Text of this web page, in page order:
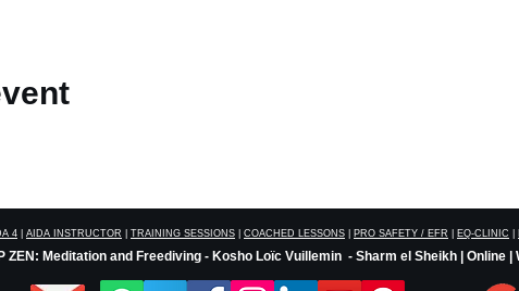
4 AIDA INSTRUCTOR TRAINING SESSIONS COACHED LESSONS PRO SAFETY / EFR EQ-CLINIC
ZEN: Meditation and Freediving - Kosho Loïc Vuillemin - Sharm el Sheikh | Online |